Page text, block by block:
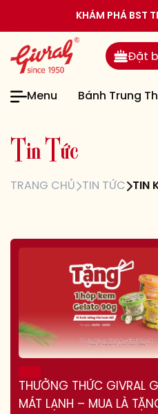
KHÁM PHÁ BST
Đặt
Menu Bánh Trung
in Tức
TRANG CHỦ TIN TỨC TIN
THƯỞNG THỨC GIVRAL
MÁT LẠNH – MUA LÀ